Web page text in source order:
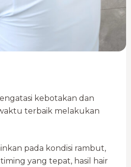
kebotakan dan
terbaik melakukan
pada kondisi rambut,
yang tepat, hasil hair